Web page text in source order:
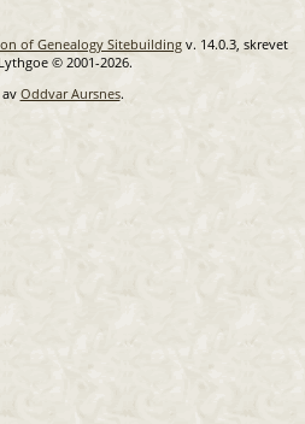
of Genealogy Sitebuildingv. 14.0.3, skrevet
© 2001-2026.
Oddvar Aursnes.